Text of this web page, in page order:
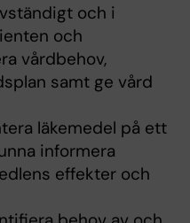
och i
och
vårdbehov,
samt ge vård
läkemedel på ett
informera
effekter och